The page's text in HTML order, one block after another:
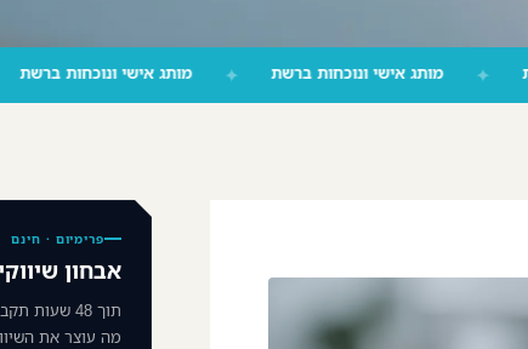
ברשת ✦ מותג אישי ונוכחות ברשת ✦ מותג אישי
פרימיום · חינם
אבחון
תוך 48
מה עוצר את